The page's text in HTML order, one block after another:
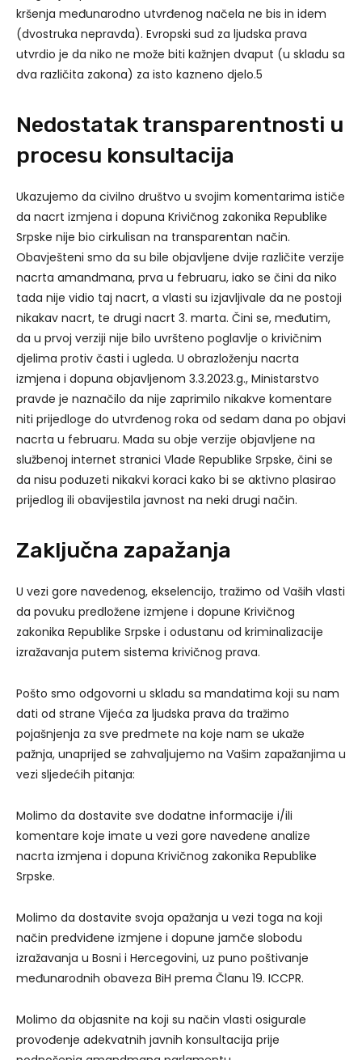
kršenja međunarodno utvrđenog načela ne bis in idem
(dvostruka nepravda). Evropski sud za ljudska prava
utvrdio je da niko ne može biti kažnjen dvaput (u skladu sa
dva različita zakona) za isto kazneno djelo.5
Nedostatak transparentnosti u
procesu konsultacija
Ukazujemo da civilno društvo u svojim komentarima ističe
da nacrt izmjena i dopuna Krivičnog zakonika Republike
Srpske nije bio cirkulisan na transparentan način.
Obavješteni smo da su bile objavljene dvije različite verzije
nacrta amandmana, prva u februaru, iako se čini da niko
tada nije vidio taj nacrt, a vlasti su izjavljivale da ne postoji
nikakav nacrt, te drugi nacrt 3. marta. Čini se, međutim,
da u prvoj verziji nije bilo uvršteno poglavlje o krivičnim
djelima protiv časti i ugleda. U obrazloženju nacrta
izmjena i dopuna objavljenom 3.3.2023.g., Ministarstvo
pravde je naznačilo da nije zaprimilo nikakve komentare
niti prijedloge do utvrđenog roka od sedam dana po objavi
nacrta u februaru. Mada su obje verzije objavljene na
službenoj internet stranici Vlade Republike Srpske, čini se
da nisu poduzeti nikakvi koraci kako bi se aktivno plasirao
prijedlog ili obavijestila javnost na neki drugi način.
Zaključna zapažanja
U vezi gore navedenog, ekselencijo, tražimo od Vaših vlasti
da povuku predložene izmjene i dopune Krivičnog
zakonika Republike Srpske i odustanu od kriminalizacije
izražavanja putem sistema krivičnog prava.
Pošto smo odgovorni u skladu sa mandatima koji su nam
dati od strane Vijeća za ljudska prava da tražimo
pojašnjenja za sve predmete na koje nam se ukaže
pažnja, unaprijed se zahvaljujemo na Vašim zapažanjima u
vezi sljedećih pitanja:
Molimo da dostavite sve dodatne informacije i/ili
komentare koje imate u vezi gore navedene analize
nacrta izmjena i dopuna Krivičnog zakonika Republike
Srpske.
Molimo da dostavite svoja opažanja u vezi toga na koji
način predviđene izmjene i dopune jamče slobodu
izražavanja u Bosni i Hercegovini, uz puno poštivanje
međunarodnih obaveza BiH prema Članu 19. ICCPR.
Molimo da objasnite na koji su način vlasti osigurale
provođenje adekvatnih javnih konsultacija prije